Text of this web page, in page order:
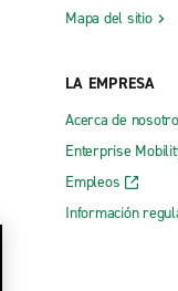
Mapa del sitio
LA EMPRESA
Acerca de
Enterprise
Empleos
Información